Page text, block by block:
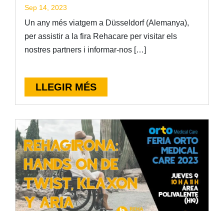
Sep 14, 2023
Un any més viatgem a Düsseldorf (Alemanya),
per assistir a la fira Rehacare per visitar els
nostres partners i informar-nos […]
LLEGIR MÉS